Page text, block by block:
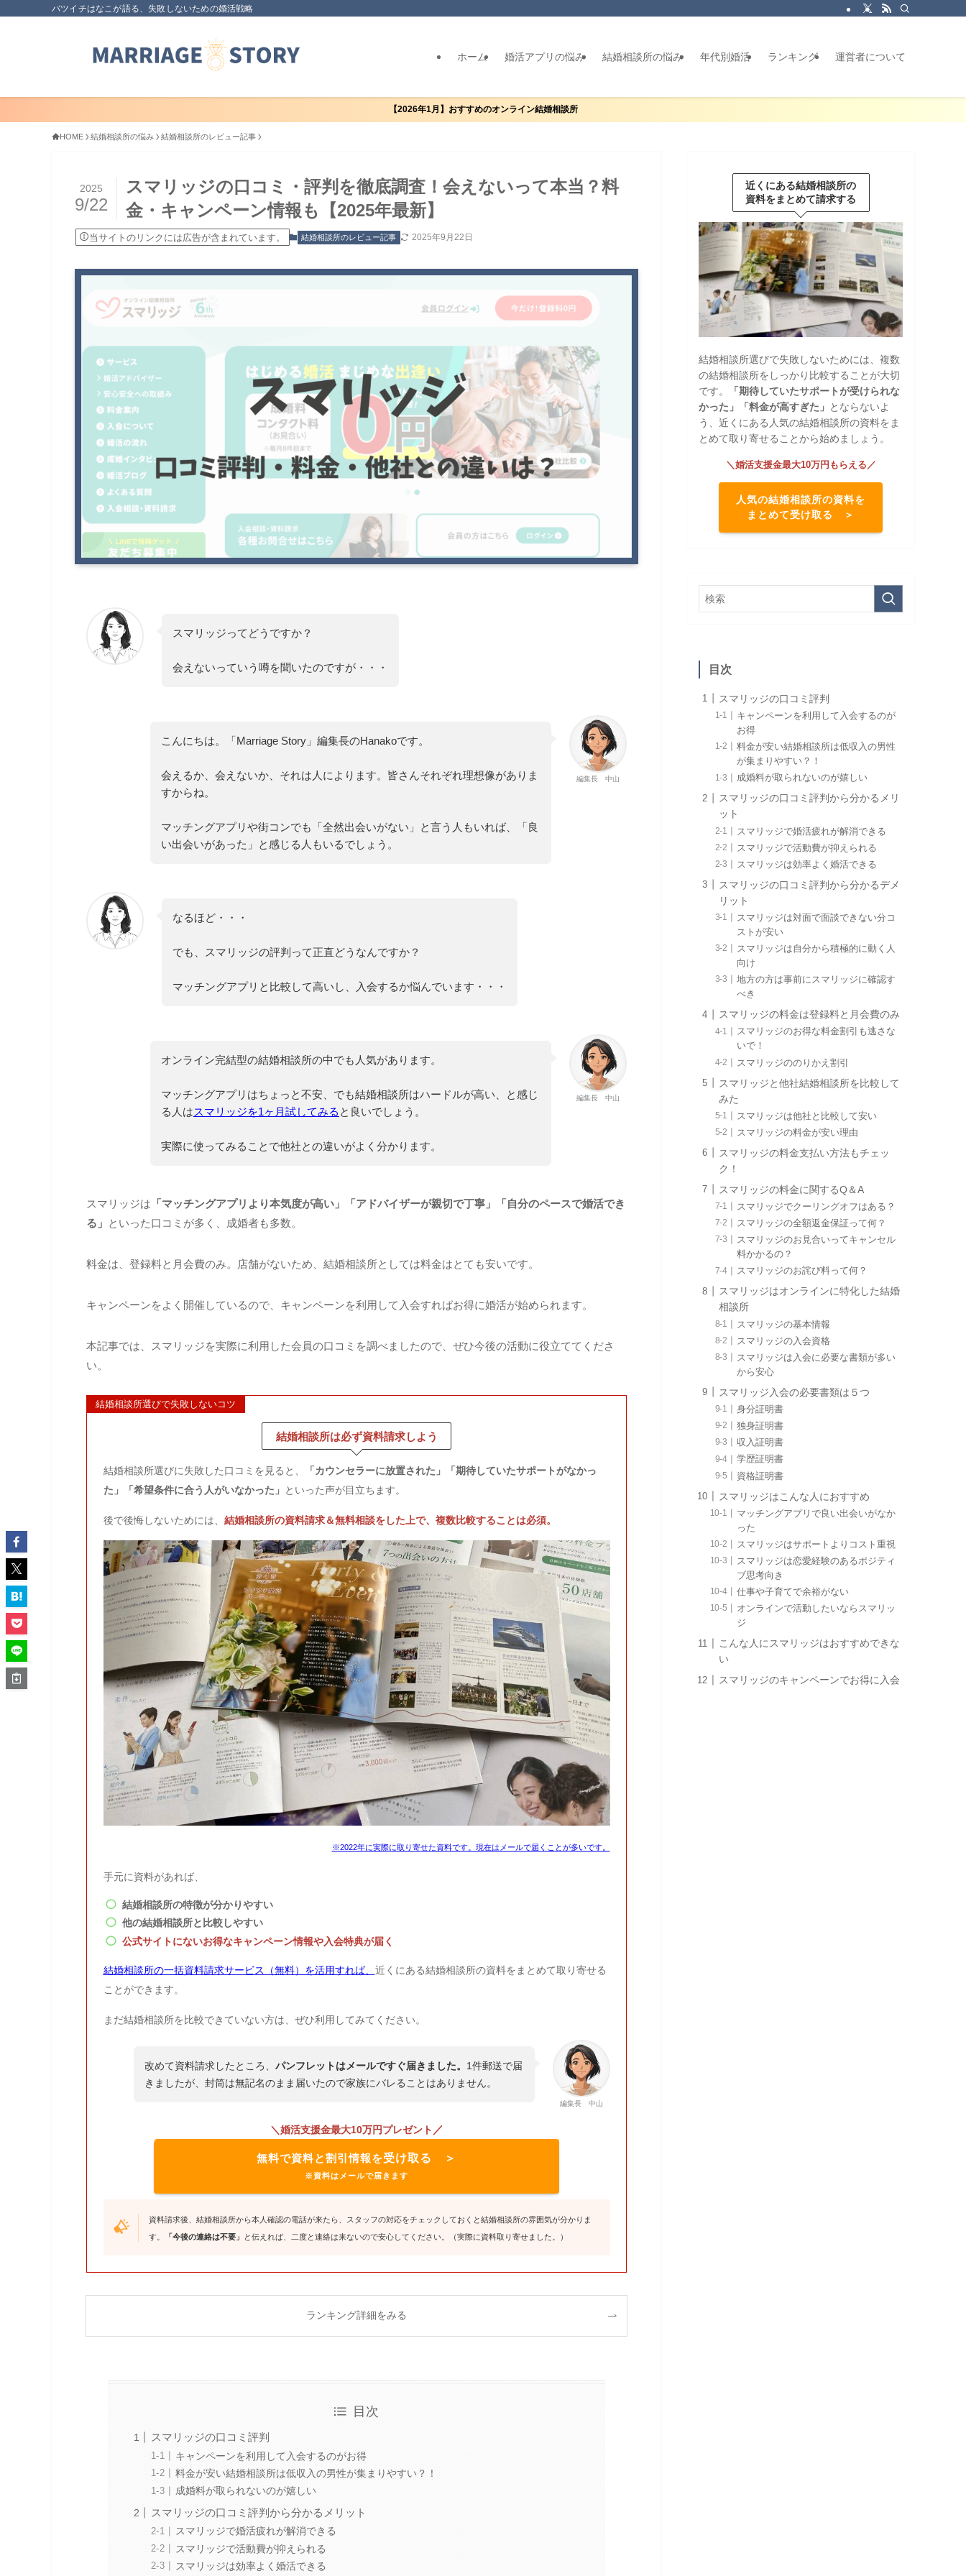
バツイチはなこが語る、失敗しないための婚活戦略
ホーム 婚活アプリの悩み 結婚相談所の悩み 年代別婚活 ランキング 運営者について
【2026年1月】おすすめのオンライン結婚相談所
HOME 結婚相談所の悩み 結婚相談所のレビュー記事
スマリッジの口コミ・評判を徹底調査！会えないって本当？料
金・キャンペーン情報も【2025年最新】
2025
9/22
当サイトのリンクには広告が含まれています。 結婚相談所のレビュー記事 2025年9月22日
スマリッジってどうですか？
会えないっていう噂を聞いたのですが・・・
編集長 中山
こんにちは。「Marriage Story」編集長のHanakoです。
会えるか、会えないか、それは人によります。皆さんそれぞれ理想像がありま
すからね。
マッチングアプリや街コンでも「全然出会いがない」と言う人もいれば、「良
い出会いがあった」と感じる人もいるでしょう。
なるほど・・・
でも、スマリッジの評判って正直どうなんですか？
マッチングアプリと比較して高いし、入会するか悩んでいます・・・
編集長 中山
オンライン完結型の結婚相談所の中でも人気があります。
マッチングアプリはちょっと不安、でも結婚相談所はハードルが高い、と感じ
る人はスマリッジを1ヶ月試してみる と良いでしょう。
実際に使ってみることで他社との違いがよく分かります。
スマリッジは 「マッチングアプリより本気度が高い」「アドバイザーが親切で丁寧」「自分のペースで婚活でき
る」 といった口コミが多く、成婚者も多数。
料金は、登録料と月会費のみ。店舗がないため、結婚相談所としては料金はとても安いです。
キャンペーンをよく開催しているので、キャンペーンを利用して入会すればお得に婚活が始められます。
本記事では、スマリッジを実際に利用した会員の口コミを調べましたので、ぜひ今後の活動に役立ててくださ
い。
結婚相談所選びで失敗しないコツ
結婚相談所は必ず資料請求しよう
結婚相談所選びに失敗した口コミを見ると、
「カウンセラーに放置された」「期待していたサポートがなかっ
た」「希望条件に合う人がいなかった」 といった声が目立ちます。
後で後悔しないためには、 結婚相談所の資料請求＆無料相談をした上で、複数比較することは必須。
※2022年に実際に取り寄せた資料です。現在はメールで届くことが多いです。
手元に資料があれば、
結婚相談所の特徴が分かりやすい
他の結婚相談所と比較しやすい
公式サイトにないお得なキャンペーン情報や入会特典が届く
結婚相談所の一括資料請求サービス（無料）を活用すれば、 近くにある結婚相談所の資料をまとめて取り寄せる
ことができます。
まだ結婚相談所を比較できていない方は、ぜひ利用してみてください。
編集長 中山
改めて資料請求したところ、 パンフレットはメールですぐ届きました。 1件郵送で届
きましたが、封筒は無記名のまま届いたので家族にバレることはありません。
＼婚活支援金最大10万円プレゼント ／
無料で資料と割引情報を受け取る ＞
※資料はメールで届きます
資料請求後、結婚相談所から本人確認の電話が来たら、スタッフの対応をチェックしておくと結婚相談所の雰囲気が分かりま
す。
「今後の連絡は不要」 と伝えれば、二度と連絡は来ないので安心してください。（実際に資料取り寄せました。）
ランキング詳細をみる
目次
スマリッジの口コミ評判
キャンペーンを利用して入会するのがお得
料金が安い結婚相談所は低収入の男性が集まりやすい？！
成婚料が取られないのが嬉しい
スマリッジの口コミ評判から分かるメリット
スマリッジで婚活疲れが解消できる
スマリッジで活動費が抑えられる
スマリッジは効率よく婚活できる
近くにある結婚相談所の
資料をまとめて請求する
結婚相談所選びで失敗しないためには、複数
の結婚相談所をしっかり比較することが大切
です。
「期待していたサポートが受けられな
かった」「料金が高すぎた」 とならないよ
う、近くにある人気の結婚相談所の資料をま
とめて取り寄せることから始めましょう。
＼婚活支援金最大10万円もらえる／
人気の結婚相談所の資料を
まとめて受け取る ＞
目次
スマリッジの口コミ評判
キャンペーンを利用して入会するのが
お得
料金が安い結婚相談所は低収入の男性
が集まりやすい？！
成婚料が取られないのが嬉しい
スマリッジの口コミ評判から分かるメリ
ット
スマリッジで婚活疲れが解消できる
スマリッジで活動費が抑えられる
スマリッジは効率よく婚活できる
スマリッジの口コミ評判から分かるデメ
リット
スマリッジは対面で面談できない分コ
ストが安い
スマリッジは自分から積極的に動く人
向け
地方の方は事前にスマリッジに確認す
べき
スマリッジの料金は登録料と月会費のみ
スマリッジのお得な料金割引も逃さな
いで！
スマリッジののりかえ割引
スマリッジと他社結婚相談所を比較して
みた
スマリッジは他社と比較して安い
スマリッジの料金が安い理由
スマリッジの料金支払い方法もチェッ
ク！
スマリッジの料金に関するQ＆A
スマリッジでクーリングオフはある？
スマリッジの全額返金保証って何？
スマリッジのお見合いってキャンセル
料かかるの？
スマリッジのお詫び料って何？
スマリッジはオンラインに特化した結婚
相談所
スマリッジの基本情報
スマリッジの入会資格
スマリッジは入会に必要な書類が多い
から安心
スマリッジ入会の必要書類は５つ
身分証明書
独身証明書
収入証明書
学歴証明書
資格証明書
スマリッジはこんな人におすすめ
マッチングアプリで良い出会いがなか
った
スマリッジはサポートよりコスト重視
スマリッジは恋愛経験のあるポジティ
ブ思考向き
仕事や子育てで余裕がない
オンラインで活動したいならスマリッ
ジ
こんな人にスマリッジはおすすめできな
い
スマリッジのキャンペーンでお得に入会